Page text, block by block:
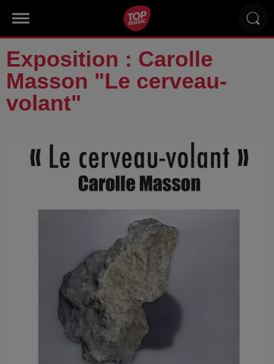
Exposition : Carolle
Masson "Le cerveau-
volant"